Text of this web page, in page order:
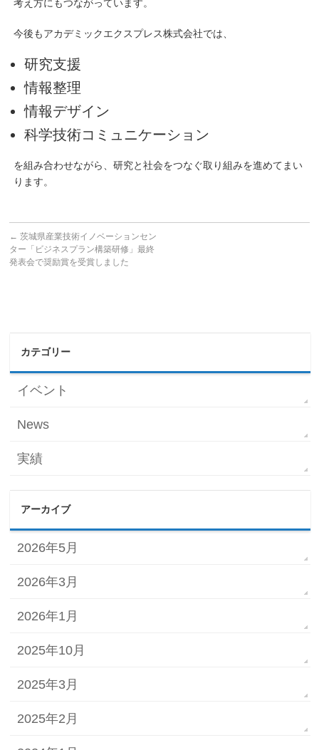
考え方にもつながっています。
今後もアカデミックエクスプレス株式会社では、
研究支援
情報整理
情報デザイン
科学技術コミュニケーション
を組み合わせながら、研究と社会をつなぐ取り組みを進めてまい
ります。
← 茨城県産業技術イノベーションセン
ター「ビジネスプラン構築研修」最終
発表会で奨励賞を受賞しました
カテゴリー
イベント
News
実績
アーカイブ
2026年5月
2026年3月
2026年1月
2025年10月
2025年3月
2025年2月